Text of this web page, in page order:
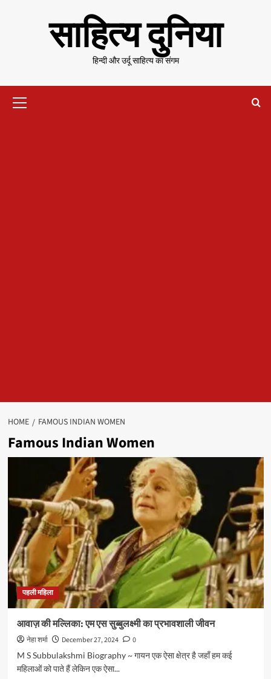
साहित्य दुनिया
हिन्दी और उर्दू साहित्य का संगम
Menu
HOME FAMOUS INDIAN WOMEN
Famous Indian Women
पहली महिला
आवाज़ की मल्लिका: एम एस सुब्बुलक्ष्मी का प्रभावशाली जीवन
नेहा शर्मा December 27, 2024
0
M S Subbulakshmi Biography ~ गायन एक ऐसा क्षेत्र है जहाँ हम कई
महिलाओं को पाते हैं लेकिन एक ऐसा...